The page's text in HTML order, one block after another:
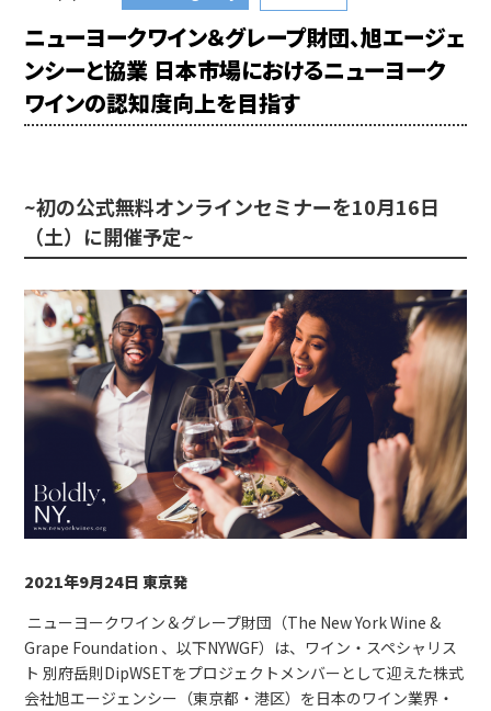
ニューヨークワイン＆グレープ財団、旭エージェ
ンシーと協業 日本市場におけるニューヨーク
ワインの認知度向上を目指す
~初の公式無料オンラインセミナーを10月16日
（土）に開催予定~
2021年9月24日 東京発
ニューヨークワイン＆グレープ財団（The New York Wine &
Grape Foundation 、以下NYWGF）は、ワイン・スペシャリス
ト 別府岳則DipWSETをプロジェクトメンバーとして迎えた株式
会社旭エージェンシー（東京都・港区）を日本のワイン業界・